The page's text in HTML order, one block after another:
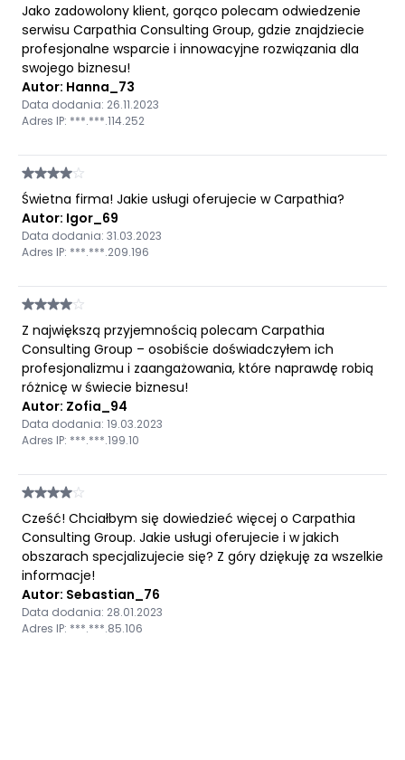
Jako zadowolony klient, gorąco polecam odwiedzenie
serwisu Carpathia Consulting Group, gdzie znajdziecie
profesjonalne wsparcie i innowacyjne rozwiązania dla
swojego biznesu!
Autor: Hanna_73
Data dodania: 26.11.2023
Adres IP: ***.***.114.252
Świetna firma! Jakie usługi oferujecie w Carpathia?
Autor: Igor_69
Data dodania: 31.03.2023
Adres IP: ***.***.209.196
Z największą przyjemnością polecam Carpathia
Consulting Group – osobiście doświadczyłem ich
profesjonalizmu i zaangażowania, które naprawdę robią
różnicę w świecie biznesu!
Autor: Zofia_94
Data dodania: 19.03.2023
Adres IP: ***.***.199.10
Cześć! Chciałbym się dowiedzieć więcej o Carpathia
Consulting Group. Jakie usługi oferujecie i w jakich
obszarach specjalizujecie się? Z góry dziękuję za wszelkie
informacje!
Autor: Sebastian_76
Data dodania: 28.01.2023
Adres IP: ***.***.85.106